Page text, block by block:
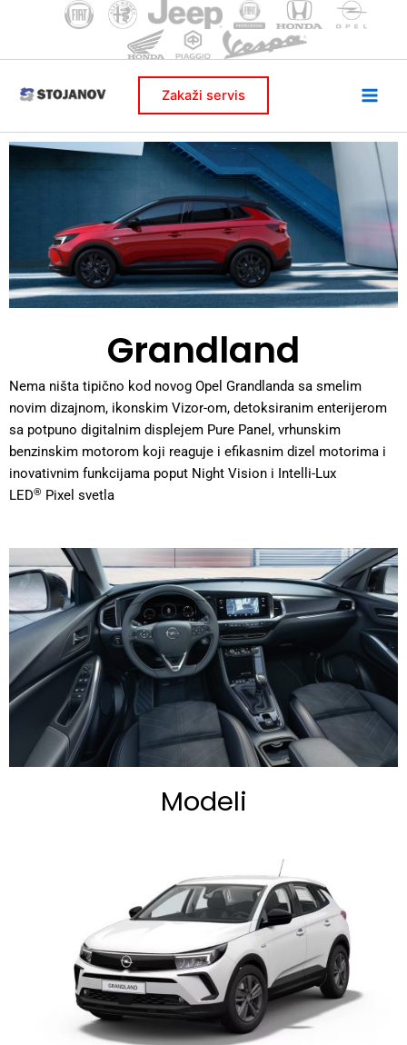
Zakaži servis
Grandland
Nema ništa tipično kod novog Opel Grandlanda sa smelim
novim dizajnom, ikonskim Vizor-om, detoksiranim enterijerom
sa potpuno digitalnim displejem Pure Panel, vrhunskim
benzinskim motorom koji reaguje i efikasnim dizel motorima i
inovativnim funkcijama poput Night Vision i Intelli-Lux
LED® Pixel svetla
Modeli